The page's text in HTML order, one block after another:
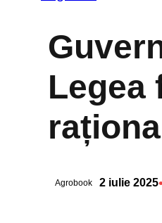
Legea
Agrobook 2 iulie 2025